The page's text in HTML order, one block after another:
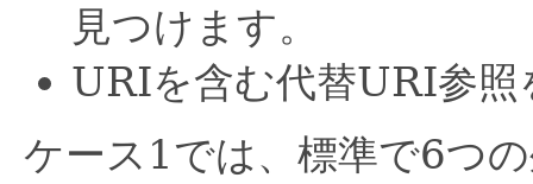
見つけます。
URIを含む代替URI参照
ケース1では、標準で6つ